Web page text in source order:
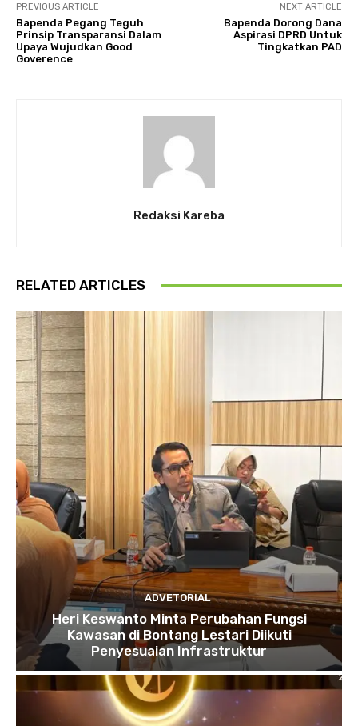
PREVIOUS ARTICLE
Bapenda Pegang Teguh
Prinsip Transparansi Dalam
Upaya Wujudkan Good
Goverence
NEXT ARTICLE
Bapenda Dorong Dana
Aspirasi DPRD Untuk
Tingkatkan PAD
Redaksi Kareba
RELATED ARTICLES
ADVETORIAL
Heri Keswanto Minta Perubahan Fungsi
Kawasan di Bontang Lestari Diikuti
Penyesuaian Infrastruktur